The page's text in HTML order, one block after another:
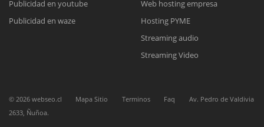
Complete el formulario y nos contactaremos a la brevedad.
Todos nuestros ejecutivos están fuera de línea. Complete el formulario
para enviarnos un correo electrónico con sus datos personales.
Publicidad en youtube
Publicidad en waze
Web hosting empresa
Hosting PYME
Streaming audio
Streaming Video
© 2026 webseo.cl Mapa Sitio Terminos Faq
Av. Pedro de Valdivia
2633, Ñuñoa.